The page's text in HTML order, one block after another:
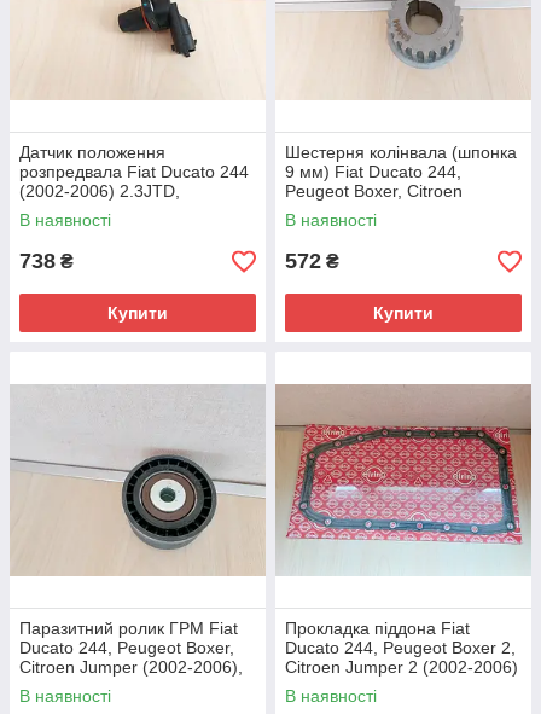
Датчик положення
розпредвала Fiat Ducato 244
(2002-2006) 2.3JTD,
504052598
В наявності
738 ₴
Купити
Шестерня колінвала (шпонка
9 мм) Fiat Ducato 244,
Peugeot Boxer, Citroen
Jumper (02-06)
2.0/2.2JTD/HDi, 0513A9
В наявності
572 ₴
Купити
Паразитний ролик ГРМ Fiat
Ducato 244, Peugeot Boxer,
Citroen Jumper (2002-2006),
9400830319, 083031
В наявності
Прокладка піддона Fiat
Ducato 244, Peugeot Boxer 2,
Citroen Jumper 2 (2002-2006)
2.8, 500327440, 030454
В наявності